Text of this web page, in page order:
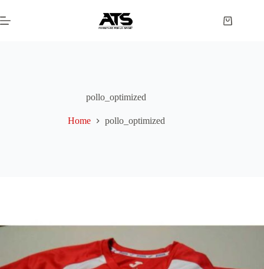
al
contenuto
Carrello
pollo_optimized
Home pollo_optimized